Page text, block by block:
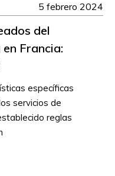
5 febrero 2024
del
Francia:
específicas
servicios de
reglas